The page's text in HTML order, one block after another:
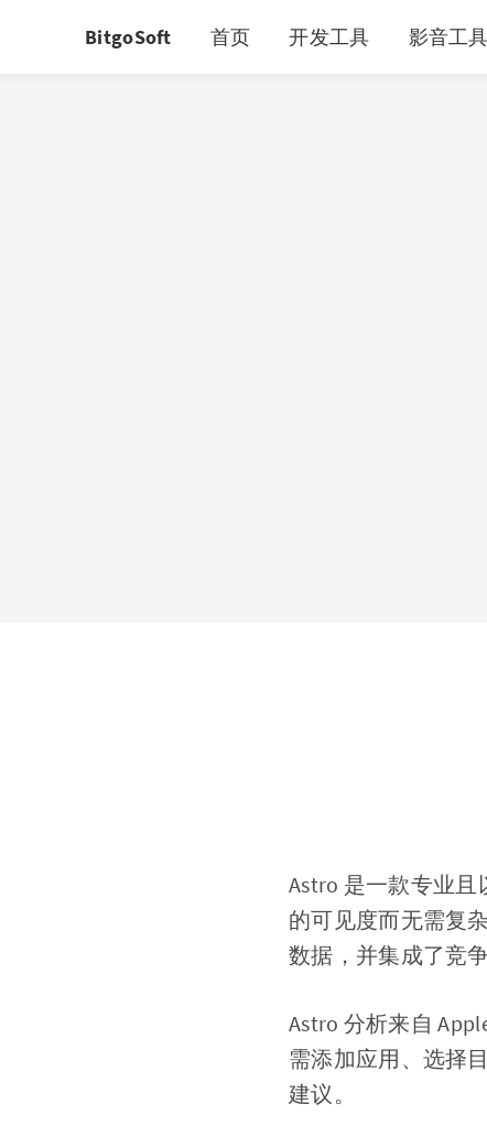
BitgoSoft 首页 开发工具 影音工具
Astro 是一款专业且
的可见度而无需复
数据，并集成了竞
Astro 分析来自
需添加应用、选择
建议。